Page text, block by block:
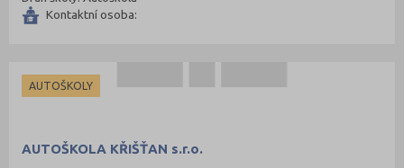
Kontaktní osoba:
AUTOŠKOLY
AUTOŠKOLA KŘIŠŤAN s.r.o.